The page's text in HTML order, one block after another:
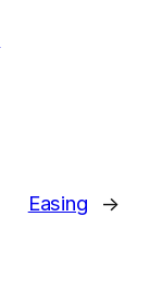
Easing →